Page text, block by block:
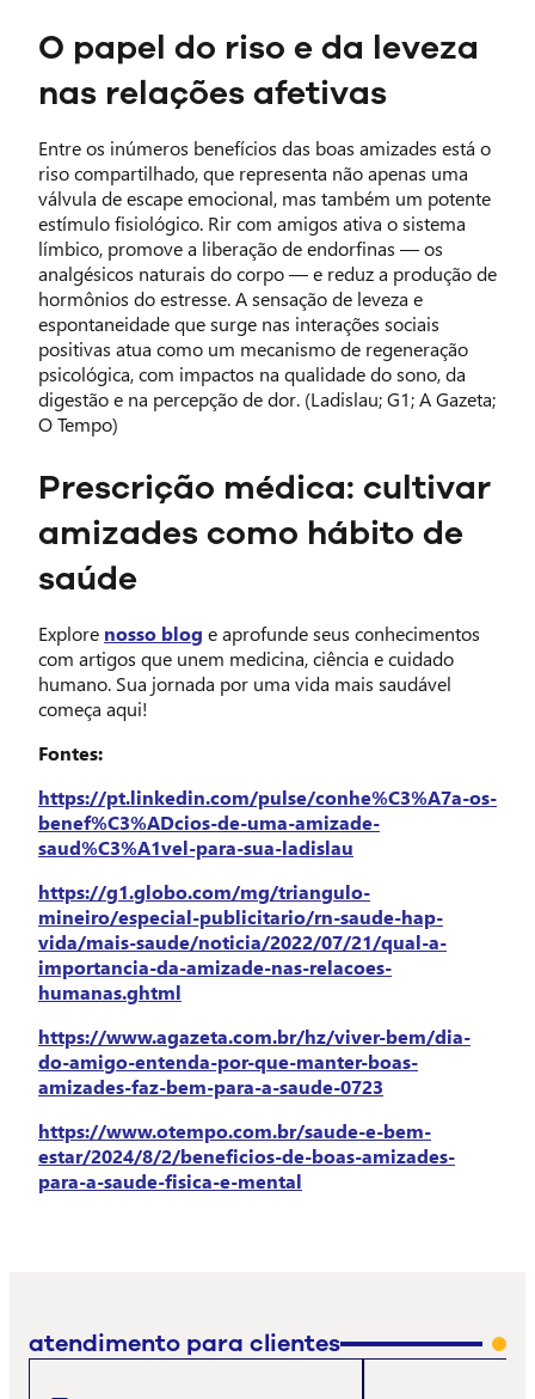
O papel do riso e da leveza
nas relações afetivas
Entre os inúmeros benefícios das boas amizades está o
riso compartilhado, que representa não apenas uma
válvula de escape emocional, mas também um potente
estímulo fisiológico. Rir com amigos ativa o sistema
límbico, promove a liberação de endorfinas — os
analgésicos naturais do corpo — e reduz a produção de
hormônios do estresse. A sensação de leveza e
espontaneidade que surge nas interações sociais
positivas atua como um mecanismo de regeneração
psicológica, com impactos na qualidade do sono, da
digestão e na percepção de dor. (Ladislau; G1; A Gazeta;
O Tempo)
Prescrição médica: cultivar
amizades como hábito de
saúde
Explore nosso blog e aprofunde seus conhecimentos
com artigos que unem medicina, ciência e cuidado
humano. Sua jornada por uma vida mais saudável
começa aqui!
Fontes:
https://pt.linkedin.com/pulse/conhe%C3%A7a-os-
benef%C3%ADcios-de-uma-amizade-
saud%C3%A1vel-para-sua-ladislau
https://g1.globo.com/mg/triangulo-
mineiro/especial-publicitario/rn-saude-hap-
vida/mais-saude/noticia/2022/07/21/qual-a-
importancia-da-amizade-nas-relacoes-
humanas.ghtml
https://www.agazeta.com.br/hz/viver-bem/dia-
do-amigo-entenda-por-que-manter-boas-
amizades-faz-bem-para-a-saude-0723
https://www.otempo.com.br/saude-e-bem-
estar/2024/8/2/beneficios-de-boas-amizades-
para-a-saude-fisica-e-mental
atendimento para clientes